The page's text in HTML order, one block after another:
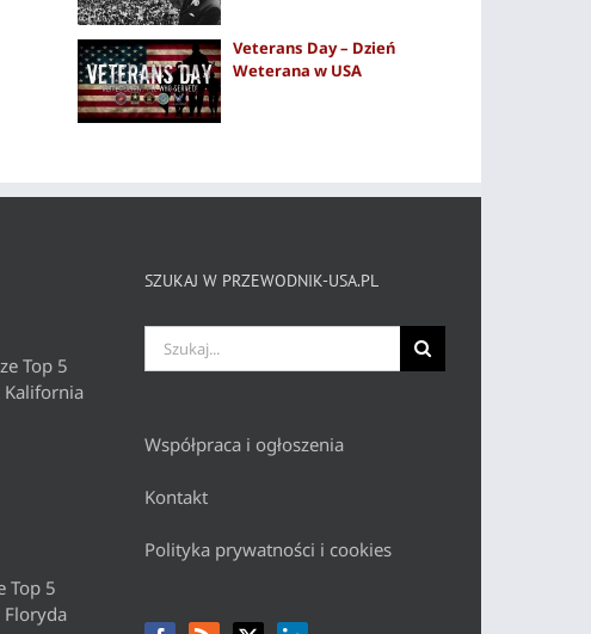
Veterans Day – Dzień
Weterana w USA
Top 5
Top 5
SZUKAJ W PRZEWODNIK-USA.PL
Szukaj
Współpraca i ogłoszenia
Kontakt
Polityka prywatności i cookies